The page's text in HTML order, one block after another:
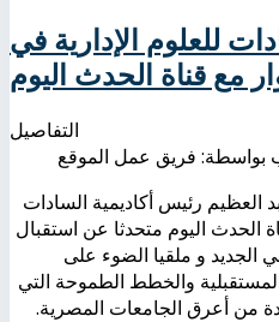
للعلوم الإدارية في
مع قناة الحدث اليوم
التفاصيل
بواسطة: فريق عمل الموقع
العظيم رئيس أكاديمية السادات
الحدث اليوم متحدثا عن استقبال
الجديد و ملقيا الضوء على
والخطط الطموحة التي
من أعرق الجامعات المصرية.